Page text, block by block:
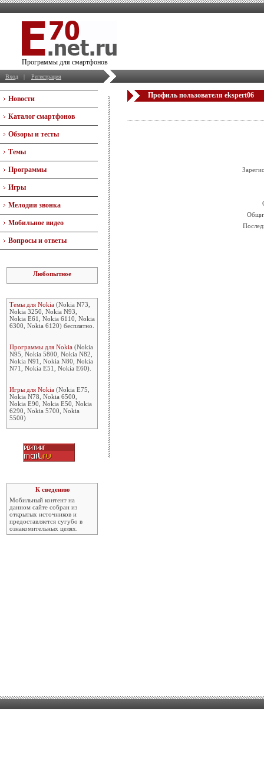
Программы для смартфонов
Вход | Регистрация
Новости
Каталог смартфонов
Обзоры и тесты
Темы
Программы
Игры
Мелодии звонка
Мобильное видео
Вопросы и ответы
Любопытное
Темы для Nokia (Nokia N73,
Nokia 3250, Nokia N93,
Nokia E61, Nokia 6110, Nokia
6300, Nokia 6120) бесплатно.
Программы для Nokia (Nokia
N95, Nokia 5800, Nokia N82,
Nokia N91, Nokia N80, Nokia
N71, Nokia E51, Nokia E60).
Игры для Nokia (Nokia E75,
Nokia N78, Nokia 6500,
Nokia E90, Nokia E50, Nokia
6290, Nokia 5700, Nokia
5500)
К сведению
Мобильный контент на
данном сайте собран из
открытых источников и
предоставляется сугубо в
ознакомительных целях.
Профиль пользователя ekspert06